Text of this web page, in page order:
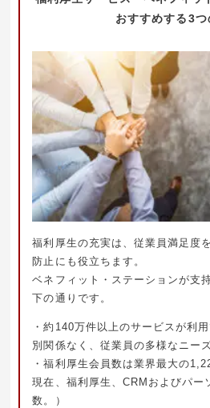
おすすめする3つ
福利厚生の充実は、従業員満足度
防止にも役立ちます。
ベネフィット・ステーションが支
下の通りです。
・約140万件以上のサービスが利
別関係なく、従業員の多様なニー
・福利厚生会員数は業界最大の
現在、福利厚生、CRMおよびパー
数。）